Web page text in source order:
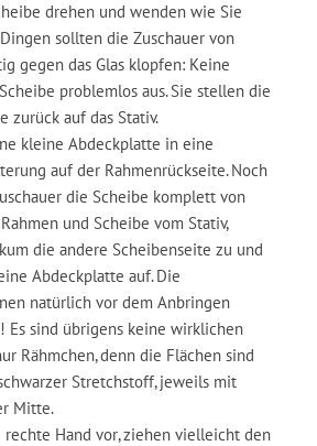
drehen und wenden wie Sie
sollten die Zuschauer von
gegen das Glas klopfen: Keine
problemlos aus. Sie stellen die
zurück auf das Stativ.
kleine Abdeckplatte in eine
auf der Rahmenrückseite. Noch
die Scheibe komplett von
und Scheibe vom Stativ,
die andere Scheibenseite zu und
Abdeckplatte auf. Die
natürlich vor dem Anbringen
Es sind übrigens keine wirklichen
Rähmchen, denn die Flächen sind
Stretchstoff, jeweils mit
Mitte.
Hand vor, ziehen vielleicht den